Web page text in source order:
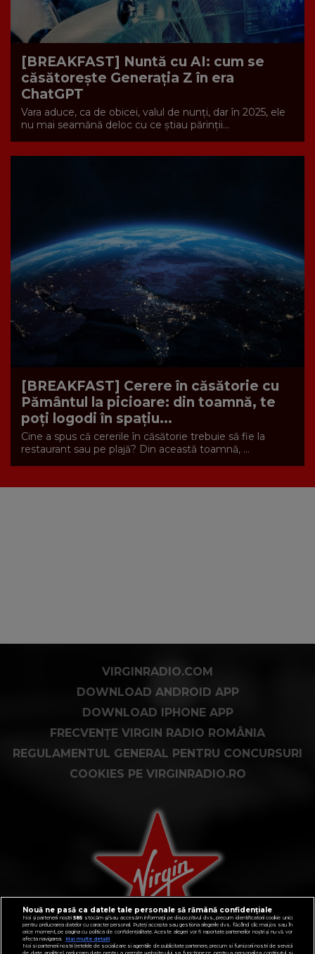
[BREAKFAST] Nuntă cu AI: cum se
căsătorește Generația Z în era
ChatGPT
Vara aduce, ca de obicei, valul de nunți, dar în 2025, ele
nu mai seamănă deloc cu ce știau părinții...
[BREAKFAST] Cerere în căsătorie cu
Pământul la picioare: din toamnă, te
poți logodi în spațiu...
Cine a spus că cererile în căsătorie trebuie să fie la
restaurant sau pe plajă? Din această toamnă, ...
VIRGINRADIO.COM
DOWNLOAD ANDROID APP
DOWNLOAD IPHONE APP
FRECVENȚE VIRGIN RADIO ROMÂNIA
REGULAMENTUL GENERAL PENTRU CONCURSURI
COOKIES PE VIRGINRADIO.RO
Nouă ne pasă ca datele tale personale să rămână confidențiale
Noi și partenerii noștri585 stocăm și/sau accesăm informații pe dispozitivul dvs., precum identificatorii cookie unici
pentru prelucrarea datelor cu caracter personal. Puteți accepta sau gestiona alegerile dvs. făcând clic mai jos sau în
orice moment, pe pagina cu politica de confidențialitate. Aceste alegeri vor fi raportate partenerilor noștri și nu vă vor
afecta navigarea.
Mai multe detalii
Noi si partenerii nostri (retelele de socializare si agentiile de publicitate partenere, precum si furnizorii nostri de servicii